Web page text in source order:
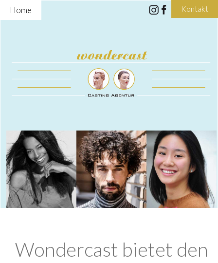
Home Kontakt
Wondercast bietet den